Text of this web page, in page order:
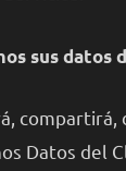
sus datos
Datos del